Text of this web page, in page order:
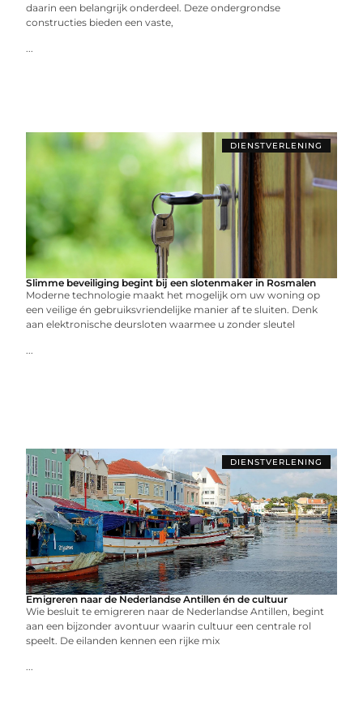
daarin een belangrijk onderdeel. Deze ondergrondse
constructies bieden een vaste,
...
DIENSTVERLENING
Slimme beveiliging begint bij een slotenmaker in Rosmalen
Moderne technologie maakt het mogelijk om uw woning op
een veilige én gebruiksvriendelijke manier af te sluiten. Denk
aan elektronische deursloten waarmee u zonder sleutel
...
DIENSTVERLENING
Emigreren naar de Nederlandse Antillen én de cultuur
Wie besluit te emigreren naar de Nederlandse Antillen, begint
aan een bijzonder avontuur waarin cultuur een centrale rol
speelt. De eilanden kennen een rijke mix
...